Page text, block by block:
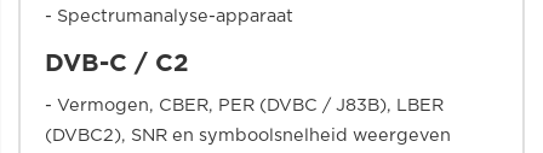
- Spectrumanalyse-apparaat
DVB-C / C2
- Vermogen, CBER, PER (DVBC / J83B), LBER
(DVBC2), SNR en symboolsnelheid weergeven